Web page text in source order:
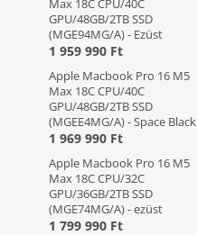
Max 18C CPU/40C
GPU/48GB/2TB SSD
(MGE94MG/A) - Ezüst
1 959 990 Ft
Apple Macbook Pro 16 M5
Max 18C CPU/40C
GPU/48GB/2TB SSD
(MGEE4MG/A) - Space Black
1 969 990 Ft
Apple Macbook Pro 16 M5
Max 18C CPU/32C
GPU/36GB/2TB SSD
(MGE74MG/A) - ezüst
1 799 990 Ft